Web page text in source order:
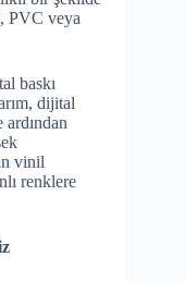
PVC veya
baskı
dijital
vinil
renklere